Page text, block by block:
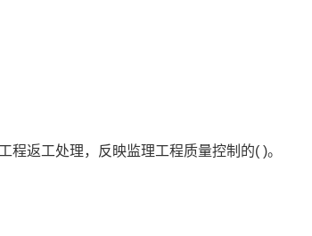
程返工处理，反映监理工程质量控制的( )。